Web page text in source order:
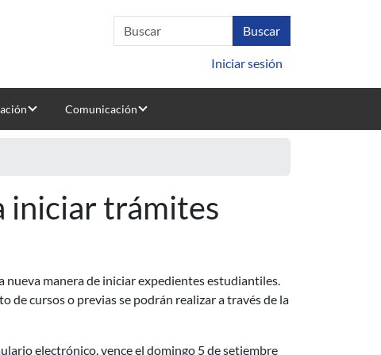
Iniciar sesión
Comunicación
iniciar trámites
manera de iniciar expedientes estudiantiles.
de cursos o previas se podrán realizar a través de la
electrónico, vence el domingo 5 de setiembre